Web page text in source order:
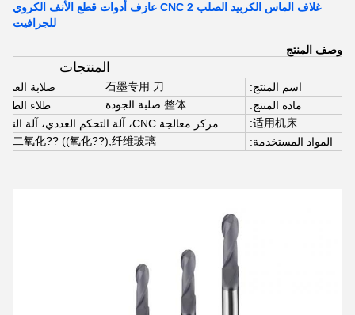
غلاف الماس الكربيد الصلب CNC 2 عازف أدوات قطع الأنف الكروي
للجرافيت
وصف المنتج
المنتجات
اسم المنتج: 石墨专用 刀
صلابة
مادة المنتج:
整体 صلبة الجودة
طلاء
适用机床:
مركز معالجة CNC، آلة التحكم العددي، آلة النحت، آلة النحت الدقيقة، السرعة العالية.
المواد المستخدمة:
二氧化?? ((氧化??),纤维玻璃